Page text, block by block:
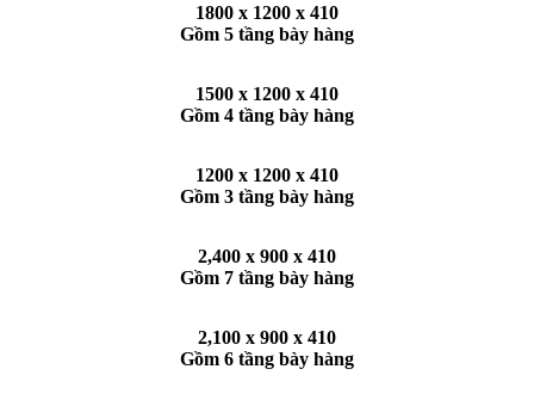
1800 x 1200 x 410
Gồm 5 tầng bày hàng
1500 x 1200 x 410
Gồm 4 tầng bày hàng
1200 x 1200 x 410
Gồm 3 tầng bày hàng
2,400 x 900 x 410
Gồm 7 tầng bày hàng
2,100 x 900 x 410
Gồm 6 tầng bày hàng